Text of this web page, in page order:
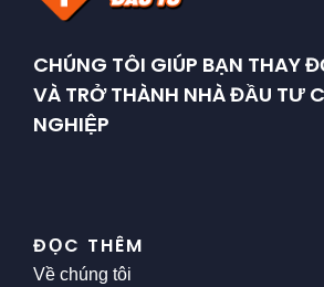
CHÚNG TÔI GIÚP BẠN THAY
VÀ TRỞ THÀNH NHÀ ĐẦU TƯ
NGHIỆP
ĐỌC THÊM
Về chúng tôi